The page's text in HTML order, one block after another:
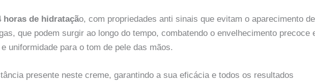
horas de hidratação, com propriedades anti sinais que evitam o aparecimento de
que podem surgir ao longo do tempo, combatendo o envelhecimento precoce
uniformidade para o tom de pele das mãos.
presente neste creme, garantindo a sua eficácia e todos os resultados